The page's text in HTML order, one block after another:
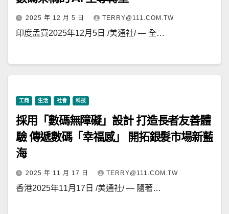
2025 年 12 月 5 日 TERRY@111.COM.TW
印度孟買2025年12月5日 /美通社/ — 全…
工商 生活 社會 科技
採用「數碼無障礙」設計 打造長者友善體
驗 傳遞數碼「幸福感」 開拓銀髮市場新藍
海
2025 年 11 月 17 日 TERRY@111.COM.TW
香港2025年11月17日 /美通社/ — 隨著…